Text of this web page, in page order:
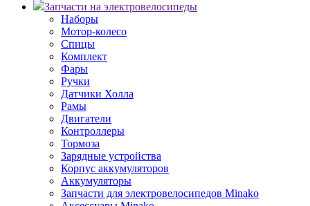
Запчасти на электровелосипеды
Наборы
Мотор-колесо
Спицы
Комплект
Фары
Ручки
Датчики Холла
Рамы
Двигатели
Контроллеры
Тормоза
Зарядные устройства
Корпус аккумуляторов
Аккумуляторы
Запчасти для электровелосипедов Minako